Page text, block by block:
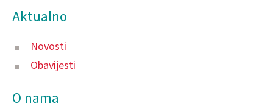
Aktualno
Novosti
Obavijesti
O nama